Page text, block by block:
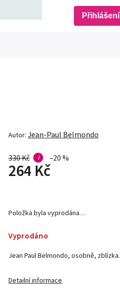
Přihlášení
Autor: Jean-Paul Belmondo
330 Kč i –20 %
264 Kč
Vyprodáno
Položka byla vyprodána…
Jean Paul Belmondo, osobně, zblízka.
Detailní informace